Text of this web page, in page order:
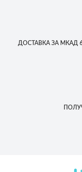
ДОСТАВКА ЗА МКАД